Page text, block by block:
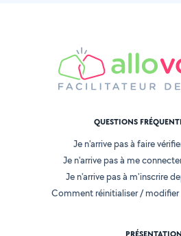
QUESTIONS
Je n'arrive pas à faire
Je n'arrive pas à me
Je n'arrive pas à m'inscrire
Comment réinitialiser /